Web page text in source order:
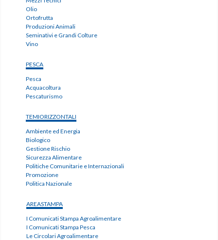
Olio
Ortofrutta
Produzioni Animali
Seminativi e Grandi Colture
Vino
PESCA
Pesca
Acquacoltura
Pescaturismo
TEMIORIZZONTALI
Ambiente ed Energia
Biologico
Gestione Rischio
Sicurezza Alimentare
Politiche Comunitarie e Internazionali
Promozione
Politica Nazionale
AREASTAMPA
I Comunicati Stampa Agroalimentare
I Comunicati Stampa Pesca
Le Circolari Agroalimentare